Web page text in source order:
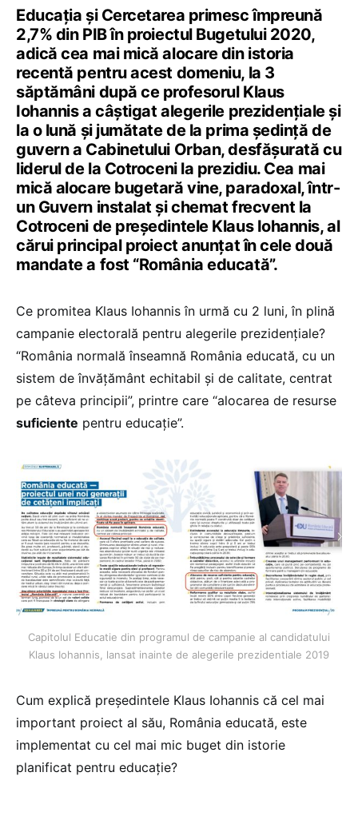
Educația și Cercetarea primesc împreună
2,7% din PIB în proiectul Bugetului 2020,
adică cea mai mică alocare din istoria
recentă pentru acest domeniu, la 3
săptămâni după ce profesorul Klaus
Iohannis a câștigat alegerile prezidențiale și
la o lună și jumătate de la prima ședință de
guvern a Cabinetului Orban, desfășurată cu
liderul de la Cotroceni la prezidiu. Cea mai
mică alocare bugetară vine, paradoxal, într-
un Guvern instalat și chemat frecvent la
Cotroceni de președintele Klaus Iohannis, al
cărui principal proiect anunțat în cele două
mandate a fost “România educată”.
Ce promitea Klaus Iohannis în urmă cu 2 luni, în plină
campanie electorală pentru alegerile prezidențiale?
“România normală înseamnă România educată, cu un
sistem de învățământ echitabil și de calitate, centrat
pe câteva principii”, printre care “alocarea de resurse
suficiente pentru educație”.
Capitolul Educatie din programul de campanie al candidatului
Klaus Iohannis, lansat inainte de alegerile prezidentiale 2019
Cum explică președintele Klaus Iohannis că cel mai
important proiect al său, România educată, este
implementat cu cel mai mic buget din istorie
planificat pentru educație?